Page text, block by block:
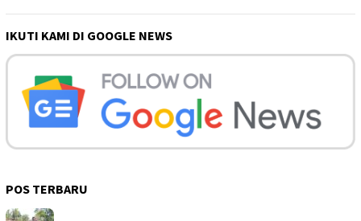
IKUTI KAMI DI GOOGLE NEWS
POS TERBARU